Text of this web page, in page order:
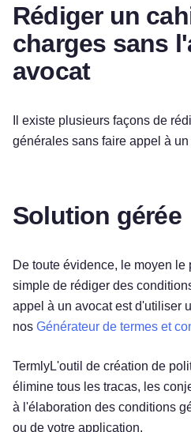
Rédiger un
charges sans
avocat
Il existe plusieurs façons de
générales sans faire appel à un
Solution gérée
De toute évidence, le moyen
simple de rédiger des
appel à un avocat est d'utiliser
nos Générateur de termes et
TermlyL'outil de création de
élimine tous les tracas, les
à l'élaboration des conditions
ou de votre application.